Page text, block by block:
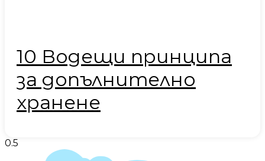
10 Водещи принципа
за допълнително
хранене